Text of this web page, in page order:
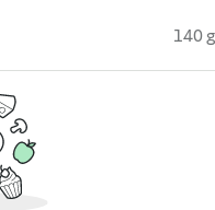
140 g